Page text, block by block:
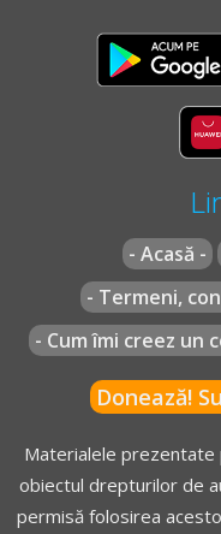
- Acasă -
- Termeni,
- Cum îmi creez un
Donează!
Materialele prezentate
obiectul drepturilor de
permisă folosirea